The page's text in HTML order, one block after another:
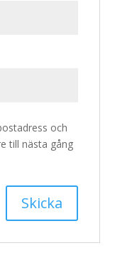
och
till nästa gång